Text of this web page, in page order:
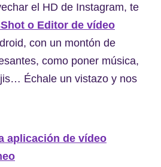
el HD de Instagram, te
o Editor de vídeo
con un montón de
como poner música,
Échale un vistazo y nos
aplicación de vídeo